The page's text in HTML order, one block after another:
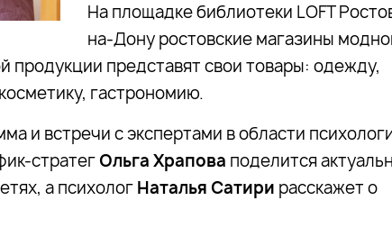
На площадке библиотеки LOFT
на-Дону ростовские магазины
представят свои товары: одежду,
гастрономию.
и встречи с экспертами в области
стратег Ольга Храпова поделится
а психологНаталья Сатири расскажет о